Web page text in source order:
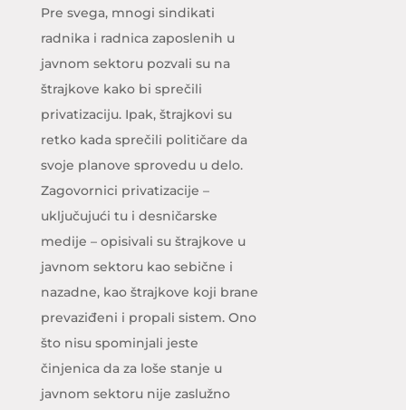
Pre svega, mnogi sindikati
radnika i radnica zaposlenih u
javnom sektoru pozvali su na
štrajkove kako bi sprečili
privatizaciju. Ipak, štrajkovi su
retko kada sprečili političare da
svoje planove sprovedu u delo.
Zagovornici privatizacije –
uključujući tu i desničarske
medije – opisivali su štrajkove u
javnom sektoru kao sebične i
nazadne, kao štrajkove koji brane
prevaziđeni i propali sistem. Ono
što nisu spominjali jeste
činjenica da za loše stanje u
javnom sektoru nije zaslužno